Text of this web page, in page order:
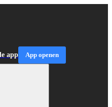
app App openen